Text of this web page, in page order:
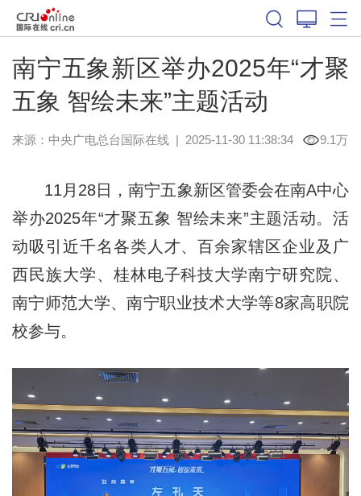
南宁五象新区举办2025年“才聚
五象 智绘未来”主题活动
来源：中央广电总台国际在线| 2025-11-30 11:38:34 9.1万
11月28日，南宁五象新区管委会在南A中心
举办2025年“才聚五象 智绘未来”主题活动。活
动吸引近千名各类人才、百余家辖区企业及广
西民族大学、桂林电子科技大学南宁研究院、
南宁师范大学、南宁职业技术大学等8家高职院
校参与。